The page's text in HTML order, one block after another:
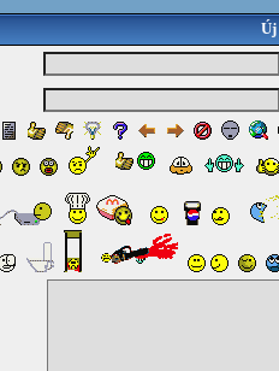
Új